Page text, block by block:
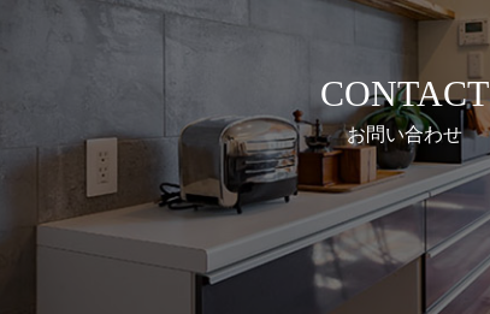
CONTACT
お問い合わせ